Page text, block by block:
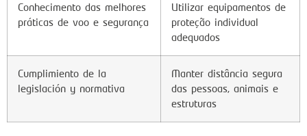
Conhecimento das melhores
práticas de voo e segurança
Utilizar equipamentos de
proteção individual
adequados
Cumplimiento de la
legislación y normativa
Manter distância segura
das pessoas, animais e
estruturas